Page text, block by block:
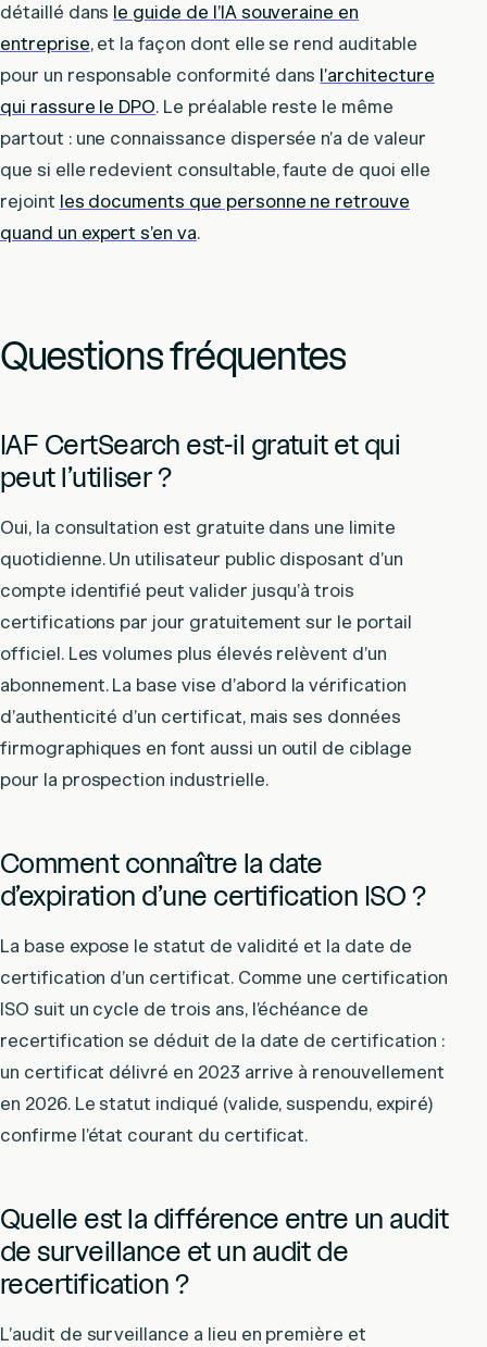
détaillé dans le guide de l’IA souveraine en
entreprise, et la façon dont elle se rend auditable
pour un responsable conformité dans l’architecture
qui rassure le DPO. Le préalable reste le même
partout : une connaissance dispersée n’a de valeur
que si elle redevient consultable, faute de quoi elle
rejoint les documents que personne ne retrouve
quand un expert s’en va.
Questions fréquentes
IAF CertSearch est-il gratuit et qui
peut l’utiliser ?
Oui, la consultation est gratuite dans une limite
quotidienne. Un utilisateur public disposant d’un
compte identifié peut valider jusqu’à trois
certifications par jour gratuitement sur le portail
officiel. Les volumes plus élevés relèvent d’un
abonnement. La base vise d’abord la vérification
d’authenticité d’un certificat, mais ses données
firmographiques en font aussi un outil de ciblage
pour la prospection industrielle.
Comment connaître la date
d’expiration d’une certification ISO ?
La base expose le statut de validité et la date de
certification d’un certificat. Comme une certification
ISO suit un cycle de trois ans, l’échéance de
recertification se déduit de la date de certification :
un certificat délivré en 2023 arrive à renouvellement
en 2026. Le statut indiqué (valide, suspendu, expiré)
confirme l’état courant du certificat.
Quelle est la différence entre un audit
de surveillance et un audit de
recertification ?
L’audit de surveillance a lieu en première et